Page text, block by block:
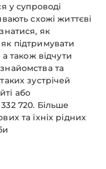
у супроводі
схожі життєві
як
підтримувати
а також відчути
та
зустрічей
або
720. Більше
та їхніх рідних